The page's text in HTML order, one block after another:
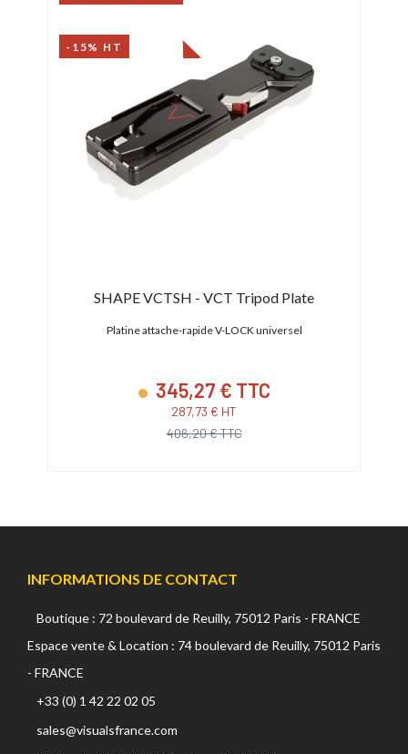
-15% HT
SHAPE VCTSH - VCT Tripod Plate
Platine attache-rapide V-LOCK universel
345,27 € TTC
287,73 € HT
406,20 € TTC
INFORMATIONS DE CONTACT
Boutique : 72 boulevard de Reuilly, 75012 Paris - FRANCE
Espace vente & Location : 74 boulevard de Reuilly, 75012 Paris
- FRANCE
+33 (0) 1 42 22 02 05
sales@visualsfrance.com